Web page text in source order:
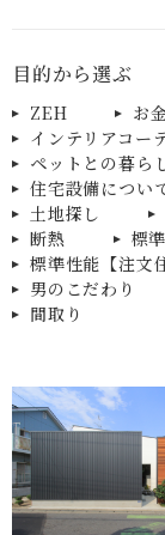
目的から選ぶ
ZEH
お
インテリアコー
ペットとの暮ら
住宅設備につい
土地探し
断熱
標
標準性能【注文
男のこだわり
間取り